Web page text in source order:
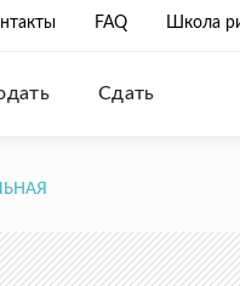
FAQ Школа
Сдать